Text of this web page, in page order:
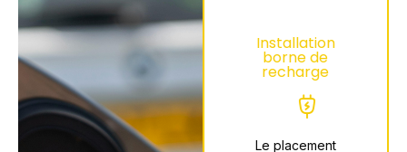
Installation
borne de
recharge
Le placement